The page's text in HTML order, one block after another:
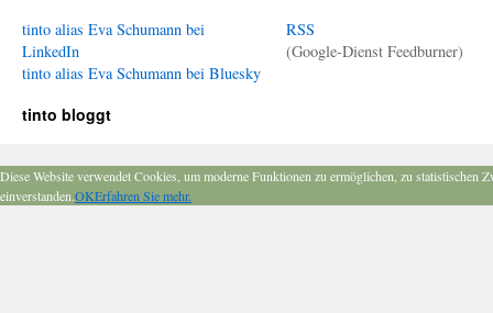
tinto alias Eva Schumann bei
LinkedIn
tinto alias Eva Schumann bei Bluesky
RSS
(Google-Dienst Feedburner)
tinto bloggt
Diese Website verwendet Cookies, um moderne Funktionen zu ermöglichen, zu
einverstanden.OKErfahren Sie mehr.